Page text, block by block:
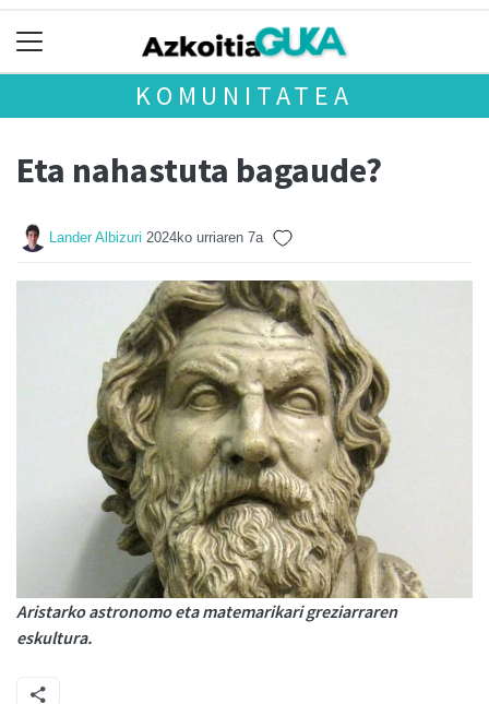
KOMUNITATEA
Eta nahastuta bagaude?
Lander Albizuri 2024ko urriaren 7a
Aristarko astronomo eta matemarikari greziarraren
eskultura.